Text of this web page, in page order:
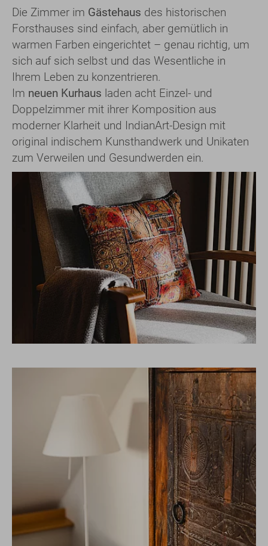
Die Zimmer im Gästehaus des historischen
Forsthauses sind einfach, aber gemütlich in
warmen Farben eingerichtet – genau richtig, um
sich auf sich selbst und das Wesentliche in
Ihrem Leben zu konzentrieren.
Im neuen Kurhaus laden acht Einzel- und
Doppelzimmer mit ihrer Komposition aus
moderner Klarheit und IndianArt-Design mit
original indischem Kunsthandwerk und Unikaten
zum Verweilen und Gesundwerden ein.